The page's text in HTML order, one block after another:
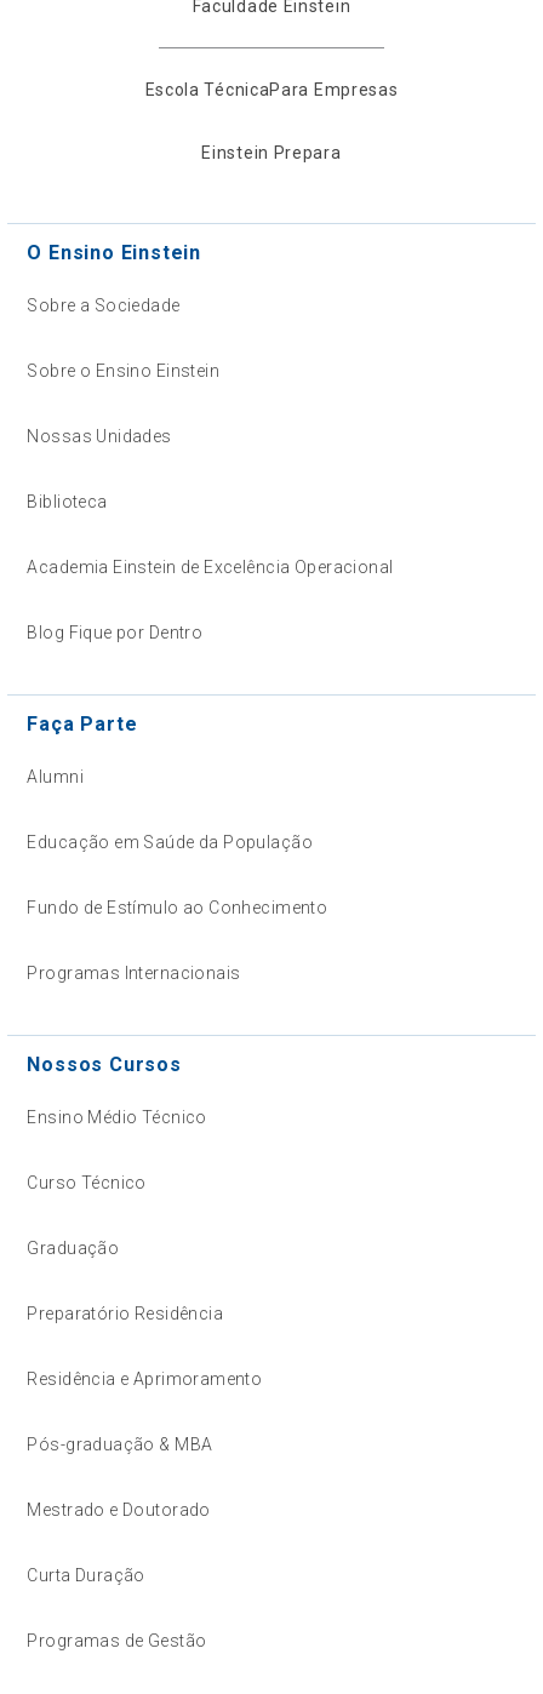
Faculdade Einstein
Escola TécnicaPara Empresas
Einstein Prepara
O Ensino Einstein
Sobre a Sociedade
Sobre o Ensino Einstein
Nossas Unidades
Biblioteca
Academia Einstein de Excelência Operacional
Blog Fique por Dentro
Faça Parte
Alumni
Educação em Saúde da População
Fundo de Estímulo ao Conhecimento
Programas Internacionais
Nossos Cursos
Ensino Médio Técnico
Curso Técnico
Graduação
Preparatório Residência
Residência e Aprimoramento
Pós-graduação & MBA
Mestrado e Doutorado
Curta Duração
Programas de Gestão